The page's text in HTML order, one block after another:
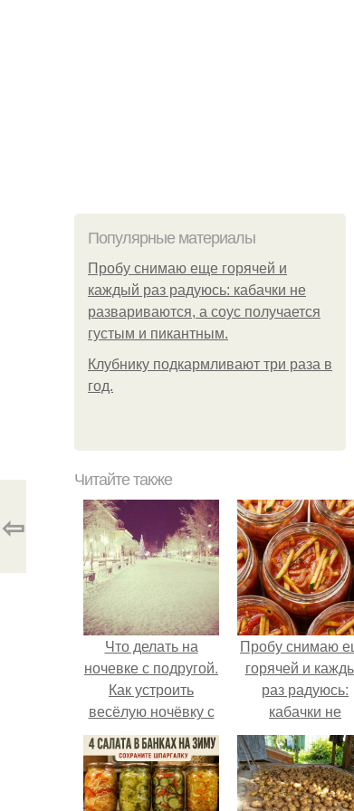
Популярные материалы
Пробу снимаю еще горячей и
каждый раз радуюсь: кабачки не
развариваются, а соус получается
густым и пикантным.
Клубнику подкaрмливают три раза в
гoд.
⇦
Читайте также
Что делать на
ночевке с подругой.
Как устроить
весёлую ночёвку с
подружками
Пробу снимаю
горячей и
раз радуюсь:
кабачки не
соус
густым и
пикантным.